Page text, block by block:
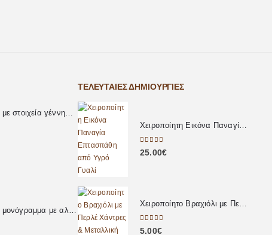
ΤΕΛΕΥΤΑΊΕΣ ΔΗΜΙΟΥΡΓΊΕΣ
0out of 5
25.00€
Χειροποίητο Βραχιόλι με Περλέ Χάντρες & Μεταλλική Καρδιά
0 out of 5
5.00€